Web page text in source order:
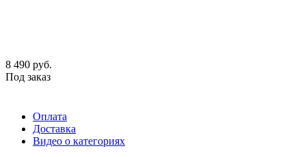
8 490 руб.
Под заказ
Оплата
Доставка
Видео о категориях